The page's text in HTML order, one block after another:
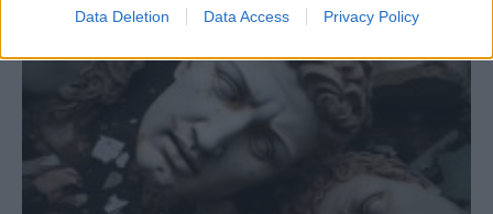
Data Deletion Data Access Privacy Policy